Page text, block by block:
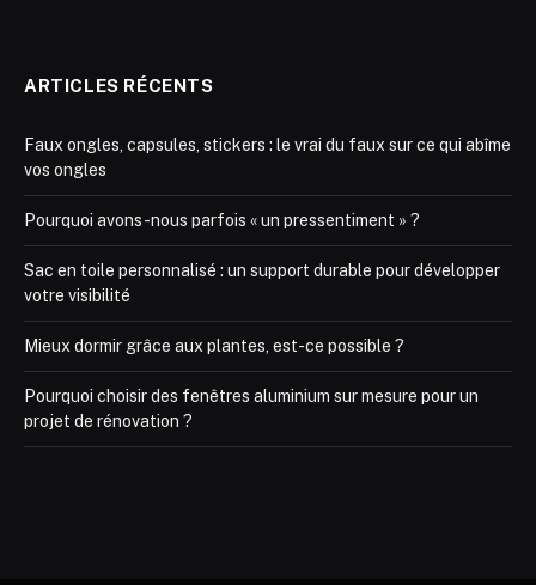
ARTICLES RÉCENTS
Faux ongles, capsules, stickers : le vrai du faux sur ce qui abîme
vos ongles
Pourquoi avons-nous parfois « un pressentiment » ?
Sac en toile personnalisé : un support durable pour développer
votre visibilité
Mieux dormir grâce aux plantes, est-ce possible ?
Pourquoi choisir des fenêtres aluminium sur mesure pour un
projet de rénovation ?